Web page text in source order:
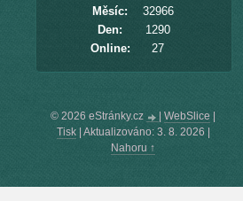
Online: 27
Měsíc:
32966
Den:
1290
© 2026 eStránky.cz WebSlice
Tisk| Aktualizováno: 3. 8. 2026
Nahoru ↑